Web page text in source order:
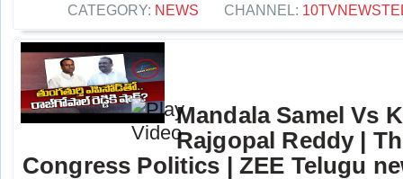
CATEGORY: NEWS CHANNEL:
Mandala Samel Vs
Rajgopal Reddy |
Congress Politics | ZEE Telugu